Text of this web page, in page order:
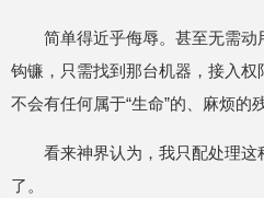
简单得近乎侮辱。甚至无需
钩镰，只需找到那台机器，接入权
不会有任何属于“生命”的、麻烦的
看来神界认为，我只配处理这
了。